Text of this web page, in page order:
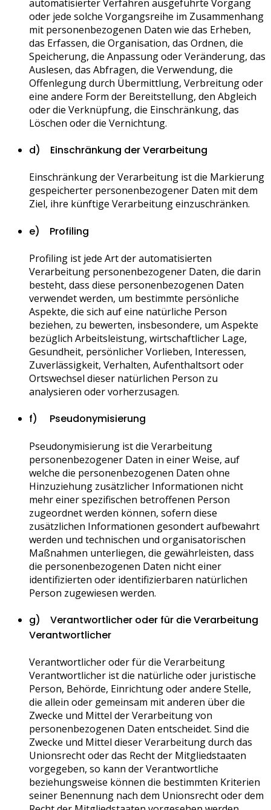
automatisierter Verfahren ausgeführte Vorgang
oder jede solche Vorgangsreihe im Zusammenhang
mit personenbezogenen Daten wie das Erheben,
das Erfassen, die Organisation, das Ordnen, die
Speicherung, die Anpassung oder Veränderung, das
Auslesen, das Abfragen, die Verwendung, die
Offenlegung durch Übermittlung, Verbreitung oder
eine andere Form der Bereitstellung, den Abgleich
oder die Verknüpfung, die Einschränkung, das
Löschen oder die Vernichtung.
d) Einschränkung der Verarbeitung
Einschränkung der Verarbeitung ist die Markierung
gespeicherter personenbezogener Daten mit dem
Ziel, ihre künftige Verarbeitung einzuschränken.
e) Profiling
Profiling ist jede Art der automatisierten
Verarbeitung personenbezogener Daten, die darin
besteht, dass diese personenbezogenen Daten
verwendet werden, um bestimmte persönliche
Aspekte, die sich auf eine natürliche Person
beziehen, zu bewerten, insbesondere, um Aspekte
bezüglich Arbeitsleistung, wirtschaftlicher Lage,
Gesundheit, persönlicher Vorlieben, Interessen,
Zuverlässigkeit, Verhalten, Aufenthaltsort oder
Ortswechsel dieser natürlichen Person zu
analysieren oder vorherzusagen.
f) Pseudonymisierung
Pseudonymisierung ist die Verarbeitung
personenbezogener Daten in einer Weise, auf
welche die personenbezogenen Daten ohne
Hinzuziehung zusätzlicher Informationen nicht
mehr einer spezifischen betroffenen Person
zugeordnet werden können, sofern diese
zusätzlichen Informationen gesondert aufbewahrt
werden und technischen und organisatorischen
Maßnahmen unterliegen, die gewährleisten, dass
die personenbezogenen Daten nicht einer
identifizierten oder identifizierbaren natürlichen
Person zugewiesen werden.
g) Verantwortlicher oder für die Verarbeitung
Verantwortlicher
Verantwortlicher oder für die Verarbeitung
Verantwortlicher ist die natürliche oder juristische
Person, Behörde, Einrichtung oder andere Stelle,
die allein oder gemeinsam mit anderen über die
Zwecke und Mittel der Verarbeitung von
personenbezogenen Daten entscheidet. Sind die
Zwecke und Mittel dieser Verarbeitung durch das
Unionsrecht oder das Recht der Mitgliedstaaten
vorgegeben, so kann der Verantwortliche
beziehungsweise können die bestimmten Kriterien
seiner Benennung nach dem Unionsrecht oder dem